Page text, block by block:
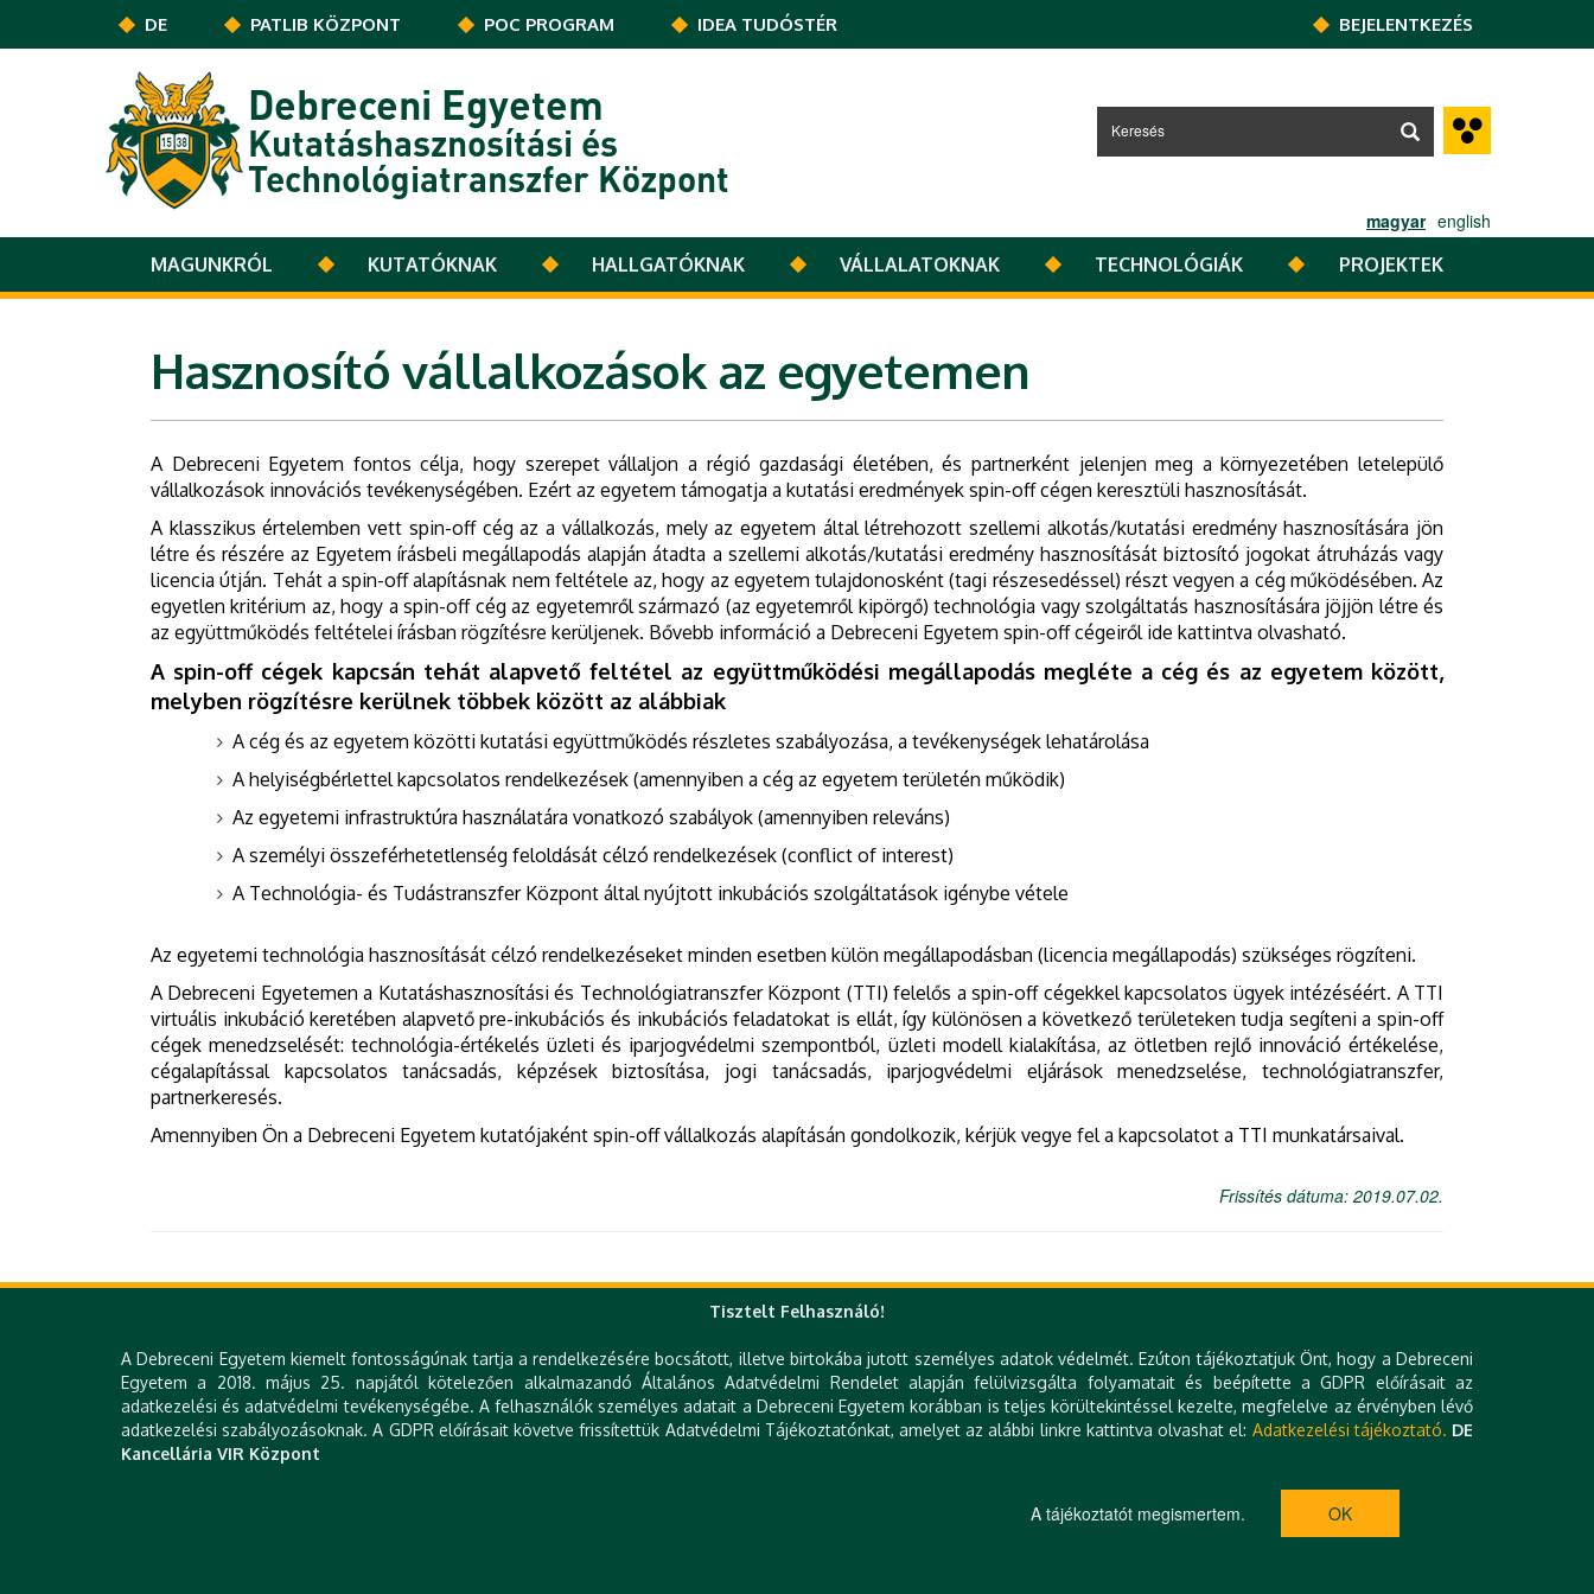
Ugrás a tartalomra
DE PATLIB KÖZPONT POC PROGRAM IDEA TUDÓSTÉR BEJELENTKEZÉS
Debreceni Egyetem
Kutatáshasznosítási és
Technológiatranszfer Központ
magyar english
MAGUNKRÓL
KUTATÓKNAK HALLGATÓKNAK VÁLLALATOKNAK TECHNOLÓGIÁK PROJEKTEK
Hasznosító vállalkozások az egyetemen
A Debreceni Egyetem fontos célja, hogy szerepet vállaljon a régió gazdasági életében, és partnerként jelenjen meg a környezetében letelepülő
vállalkozások innovációs tevékenységében. Ezért az egyetem támogatja a kutatási eredmények spin-off cégen keresztüli hasznosítását.
A klasszikus értelemben vett spin-off cég az a vállalkozás, mely az egyetem által létrehozott szellemi alkotás/kutatási eredmény hasznosítására jön
létre és részére az Egyetem írásbeli megállapodás alapján átadta a szellemi alkotás/kutatási eredmény hasznosítását biztosító jogokat átruházás vagy
licencia útján. Tehát a spin-off alapításnak nem feltétele az, hogy az egyetem tulajdonosként (tagi részesedéssel) részt vegyen a cég működésében. Az
egyetlen kritérium az, hogy a spin-off cég az egyetemről származó (az egyetemről kipörgő) technológia vagy szolgáltatás hasznosítására jöjjön létre és
az együttműködés feltételei írásban rögzítésre kerüljenek. Bővebb információ a Debreceni Egyetem spin-off cégeiről ide kattintva olvasható.
A spin-off cégek kapcsán tehát alapvető feltétel az együttműködési megállapodás megléte a cég és az egyetem között,
melyben rögzítésre kerülnek többek között az alábbiak
A cég és az egyetem közötti kutatási együttműködés részletes szabályozása, a tevékenységek lehatárolása
A helyiségbérlettel kapcsolatos rendelkezések (amennyiben a cég az egyetem területén működik)
Az egyetemi infrastruktúra használatára vonatkozó szabályok (amennyiben releváns)
A személyi összeférhetetlenség feloldását célzó rendelkezések (conflict of interest)
A Technológia- és Tudástranszfer Központ által nyújtott inkubációs szolgáltatások igénybe vétele
Az egyetemi technológia hasznosítását célzó rendelkezéseket minden esetben külön megállapodásban (licencia megállapodás) szükséges rögzíteni.
A Debreceni Egyetemen a Kutatáshasznosítási és Technológiatranszfer Központ (TTI) felelős a spin-off cégekkel kapcsolatos ügyek intézéséért. A TTI
virtuális inkubáció keretében alapvető pre-inkubációs és inkubációs feladatokat is ellát, így különösen a következő területeken tudja segíteni a spin-off
cégek menedzselését: technológia-értékelés üzleti és iparjogvédelmi szempontból, üzleti modell kialakítása, az ötletben rejlő innováció értékelése,
cégalapítással kapcsolatos tanácsadás, képzések biztosítása, jogi tanácsadás, iparjogvédelmi eljárások menedzselése, technológiatranszfer,
partnerkeresés.
Amennyiben Ön a Debreceni Egyetem kutatójaként spin-off vállalkozás alapításán gondolkozik, kérjük vegye fel a kapcsolatot a TTI munkatársaival.
Frissítés dátuma: 2019.07.02.
Gyorslinkek
DE telefonkönyv
Tudóstér
Impresszum
Tisztelt Felhasználó!
A Debreceni Egyetem kiemelt fontosságúnak tartja a rendelkezésére bocsátott, illetve birtokába jutott személyes adatok védelmét. Ezúton tájékoztatjuk Önt, hogy a Debreceni
Egyetem a 2018. május 25. napjától kötelezően alkalmazandó Általános Adatvédelmi Rendelet alapján felülvizsgálta folyamatait és beépítette a GDPR előírásait az
adatkezelési és adatvédelmi tevékenységébe. A felhasználók személyes adatait a Debreceni Egyetem korábban is teljes körültekintéssel kezelte, megfelelve az érvényben lévő
adatkezelési szabályozásoknak. A GDPR előírásait követve frissítettük Adatvédelmi Tájékoztatónkat, amelyet az alábbi linkre kattintva olvashat el: Adatkezelési tájékoztató. DE
Kancellária VIR Központ
A tájékoztatót megismertem. OK